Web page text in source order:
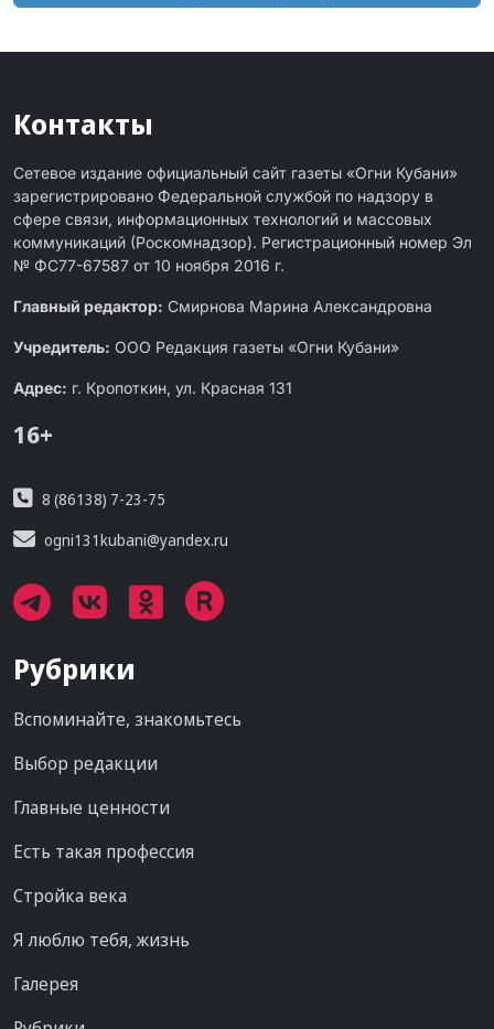
Контакты
Сетевое издание официальный сайт газеты «Огни Кубани»
зарегистрировано Федеральной службой по надзору в
сфере связи, информационных технологий и массовых
коммуникаций (Роскомнадзор). Регистрационный номер Эл
№ ФС77-67587 от 10 ноября 2016 г.
Главный редактор: Смирнова Марина Александровна
Учредитель: ООО Редакция газеты «Огни Кубани»
Адрес: г. Кропоткин, ул. Красная 131
16+
8 (86138) 7-23-75
ogni131kubani@yandex.ru
Рубрики
Вспоминайте, знакомьтесь
Выбор редакции
Главные ценности
Есть такая профессия
Стройка века
Я люблю тебя, жизнь
Галерея